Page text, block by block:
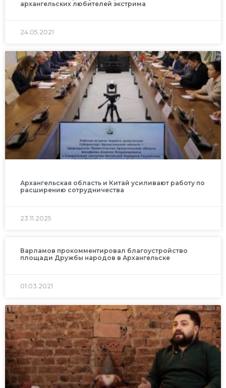
архангельских любителей экстрима
24.05.2021
Архангельская область и Китай усиливают работу по
расширению сотрудничества
23.11.2025
Варламов прокомментировал благоустройство
площади Дружбы народов в Архангельске
01.03.2021